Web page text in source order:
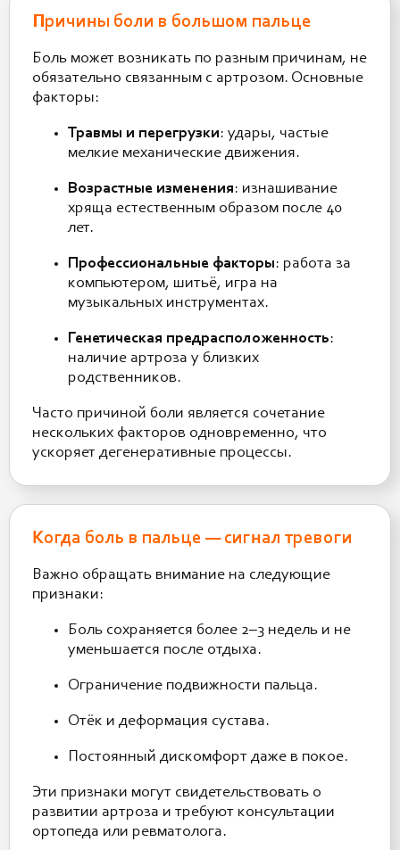
Причины боли в большом пальце
Боль может возникать по разным причинам, не
обязательно связанным с артрозом. Основные
факторы:
Травмы и перегрузки: удары, частые
мелкие механические движения.
Возрастные изменения: изнашивание
хряща естественным образом после 40
лет.
Профессиональные факторы: работа за
компьютером, шитьё, игра на
музыкальных инструментах.
Генетическая предрасположенность:
наличие артроза у близких
родственников.
Часто причиной боли является сочетание
нескольких факторов одновременно, что
ускоряет дегенеративные процессы.
Когда боль в пальце — сигнал тревоги
Важно обращать внимание на следующие
признаки:
Боль сохраняется более 2–3 недель и не
уменьшается после отдыха.
Ограничение подвижности пальца.
Отёк и деформация сустава.
Постоянный дискомфорт даже в покое.
Эти признаки могут свидетельствовать о
развитии артроза и требуют консультации
ортопеда или ревматолога.